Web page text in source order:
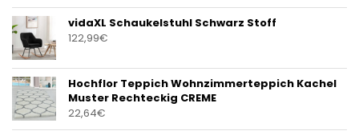
vidaXL Schaukelstuhl Schwarz Stoff
122,99€
Hochflor Teppich Wohnzimmerteppich Kachel
Muster Rechteckig CREME
22,64€